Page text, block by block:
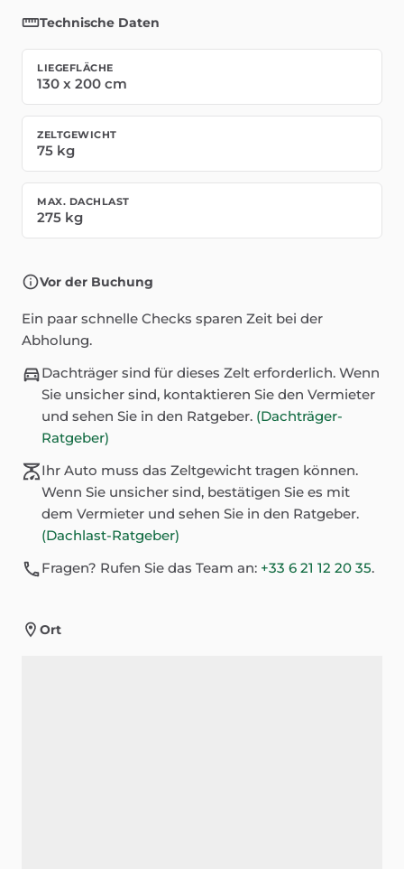
Technische Daten
LIEGEFLÄCHE
130 x 200 cm
ZELTGEWICHT
75 kg
MAX. DACHLAST
275 kg
Vor der Buchung
Ein paar schnelle Checks sparen Zeit bei der
Abholung.
Dachträger sind für dieses Zelt erforderlich. Wenn
Sie unsicher sind, kontaktieren Sie den Vermieter
und sehen Sie in den Ratgeber. (Dachträger-
Ratgeber)
Ihr Auto muss das Zeltgewicht tragen können.
Wenn Sie unsicher sind, bestätigen Sie es mit
dem Vermieter und sehen Sie in den Ratgeber.
(Dachlast-Ratgeber)
Fragen? Rufen Sie das Team an: +33 6 21 12 20 35.
Ort